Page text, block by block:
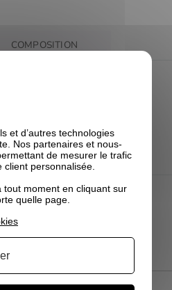
COMPOSITION
les plus texturés sans
INTÉRESSER
et d’autres technologies
Nos partenaires et nous-
de mesurer le trafic
personnalisée.
moment en cliquant sur
quelle page.